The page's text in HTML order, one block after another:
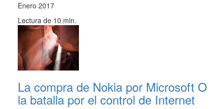
Enero 2017
Lectura de 10 min.
La compra de Nokia por Microsoft O
la batalla por el control de Internet